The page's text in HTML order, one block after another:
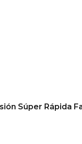
Súper Rápida